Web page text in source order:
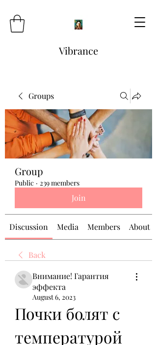
Vibrance
Groups
Group
Public · 239 members
Join
Discussion Media Members About
Back
Внимание! Гарантия
эффекта
August 6, 2023
Почки болят с
температурой